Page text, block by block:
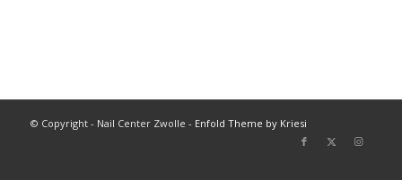
© Copyright - Nail Center Zwolle - Enfold Theme by Kriesi